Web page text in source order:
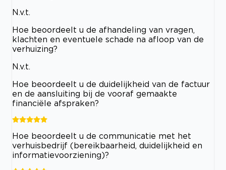
N.v.t.
Hoe beoordeelt u de afhandeling van vragen,
klachten en eventuele schade na afloop van de
verhuizing?
N.v.t.
Hoe beoordeelt u de duidelijkheid van de factuur
en de aansluiting bij de vooraf gemaakte
financiële afspraken?
Hoe beoordeelt u de communicatie met het
verhuisbedrijf (bereikbaarheid, duidelijkheid en
informatievoorziening)?